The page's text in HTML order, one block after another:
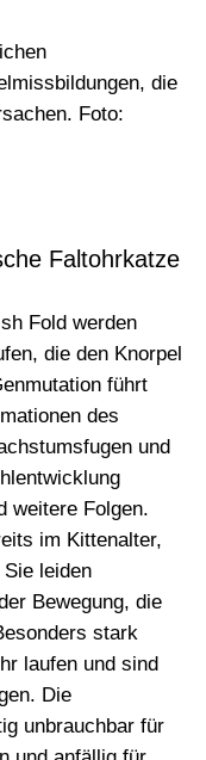
die
Foto:
Faltohrkatze
Fold werden
die den Knorpel
führt
des
und
weitere Folgen.
im Kittenalter,
leiden
Bewegung, die
stark
laufen und sind
Die
unbrauchbar für